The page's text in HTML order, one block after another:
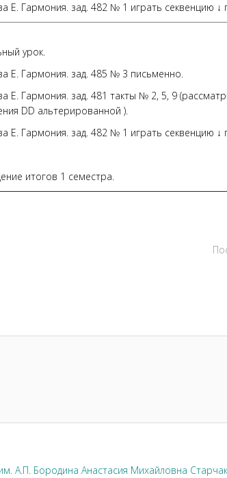
Е. Гармония. зад. 482 № 1 играть секвенцию ↓
урок.
Е. Гармония. зад. 485 № 3 письменно.
Е. Гармония. зад. 481 такты № 2, 5, 9
DD альтерированной ).
Е. Гармония. зад. 482 № 1 играть секвенцию ↓
итогов 1 семестра.
А.П. Бородина Анастасия Михайловна